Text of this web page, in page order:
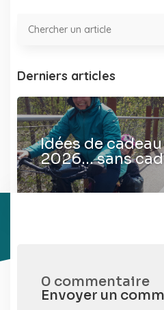
Derniers articles
Idées de
2026… sans
0 commentaire
Envoyer un